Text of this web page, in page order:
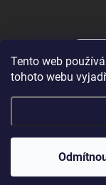
Tento web
tohoto webu